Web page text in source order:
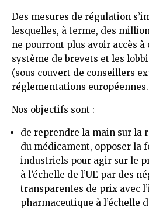
Des mesures de régulation
lesquelles, à terme, des
ne pourront plus avoir accès à
système de brevets et les
(sous couvert de conseillers
réglementations européennes.
Nos objectifs sont :
de reprendre la main sur la
du médicament, opposer la
industriels pour agir sur le
à l’échelle de l’UE par des
transparentes de prix avec
pharmaceutique à l’échelle